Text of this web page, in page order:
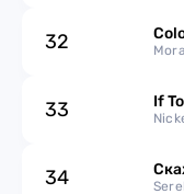
32
33 If
34